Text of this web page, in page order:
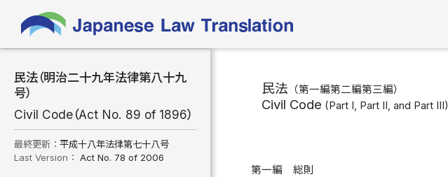
民法（明治二十九年法律第八十九
号）
Civil Code（Act No. 89 of 1896）
最終更新： 平成十八年法律第七十八号
Last Version： Act No. 78 of 2006
民法 （第一編第二編第三編）
Civil Code (Part I, Part II, and Part III)
第一編 総則